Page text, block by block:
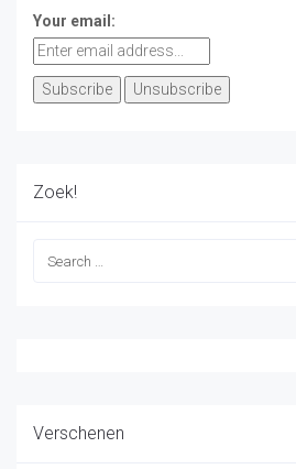
Your email:
Zoek!
Verschenen